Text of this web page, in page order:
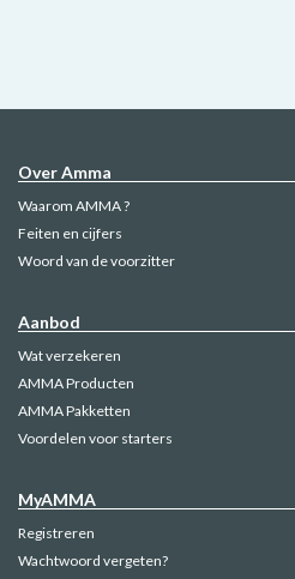
Over Amma
Waarom AMMA ?
Feiten en cijfers
Woord van de voorzitter
Aanbod
Wat verzekeren
AMMA Producten
AMMA Pakketten
Voordelen voor starters
MyAMMA
Registreren
Wachtwoord vergeten?